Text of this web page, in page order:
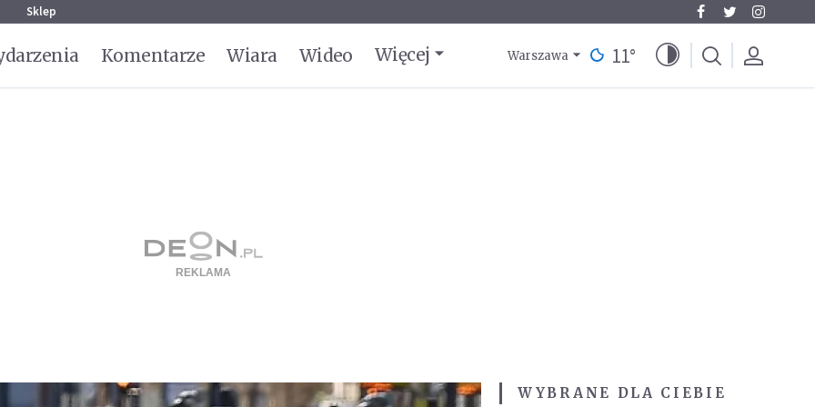
Sklep
Komentarze Wiara Wideo Więcej Warszawa 11°
WYBRANE DLA CIEBIE